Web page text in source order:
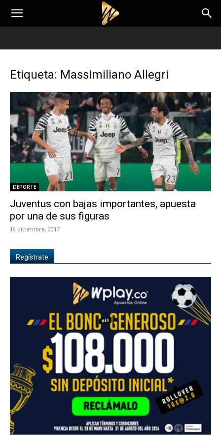
Etiqueta: Massimiliano Allegri
DEPORTE
Juventus con bajas importantes, apuesta
por una de sus figuras
19 diciembre, 2017
Regístrate